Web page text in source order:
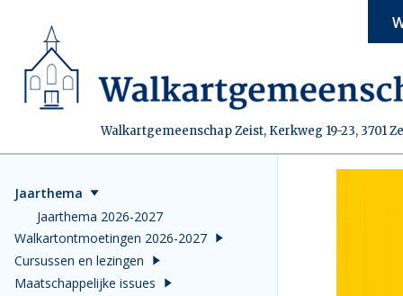
Walkartgemeenschap Zeist, Kerkweg 19-23, 3701
Jaarthema
Jaarthema 2026-2027
Walkartontmoetingen 2026-2027
Cursussen en lezingen
Maatschappelijke issues